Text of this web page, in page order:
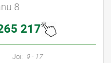
8
217
• Avocat Bun Bucuresti • Avocat Bucuresti • Bucuresti Avocat • Avocat
Joi: 9 - 17